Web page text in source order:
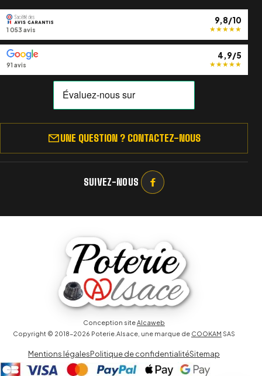
9,8/10
★★★★★
1 053 avis
4,9/5
★★★★★
91 avis
UNE QUESTION ? CONTACTEZ-NOUS
SUIVEZ-NOUS
Conception siteAlcaweb
Copyright © 2018-2026 Poterie.Alsace, une marque de COOKAM SAS
Mentions légalesPolitique de confidentialitéSitemap